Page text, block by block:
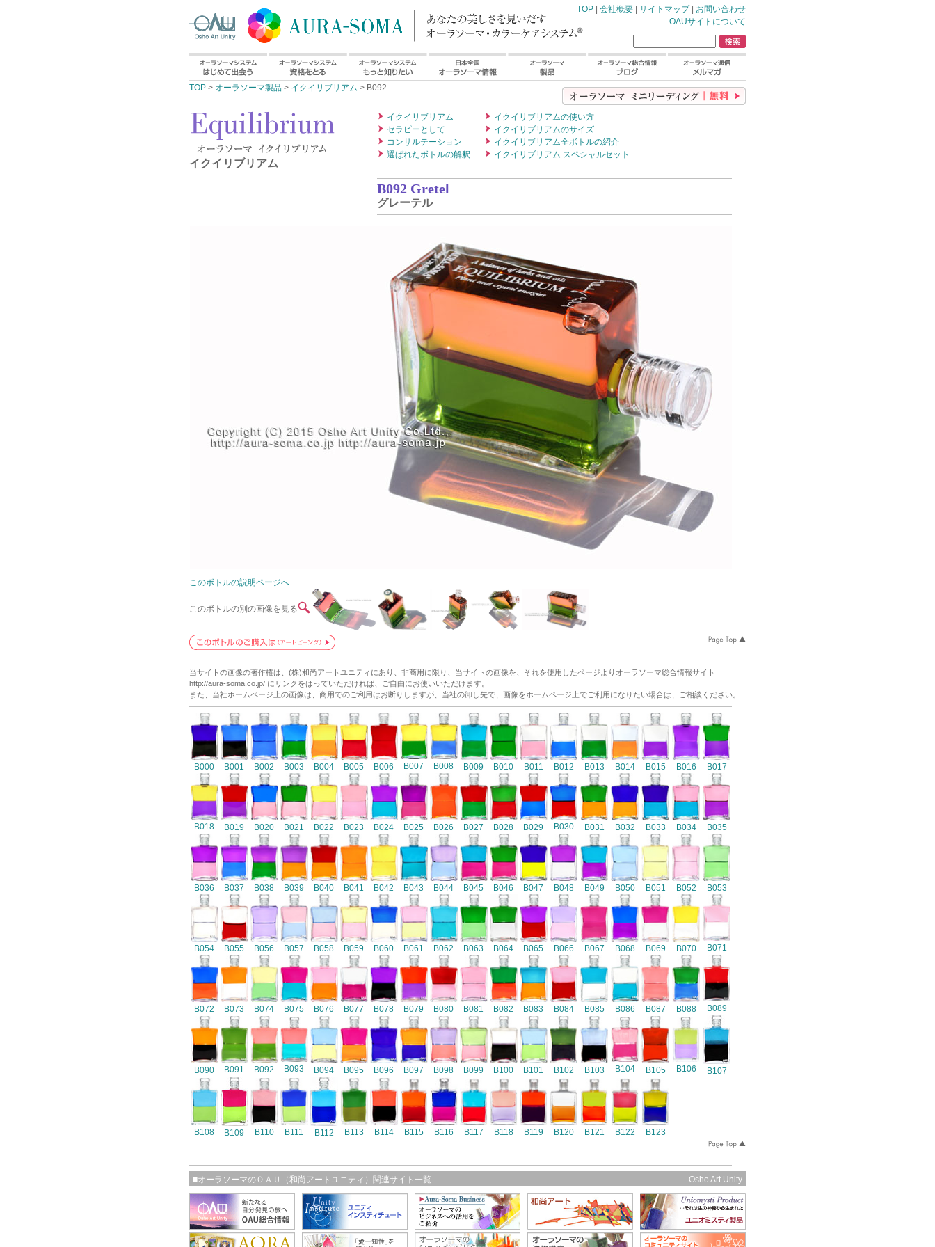
TOP | 会社概要 | サイトマップ| お問い合わせ
OAUサイトについて
TOP > オーラソーマ製品 > イクイリブリアム > B092
イクイリブリアム
イクイリブリアム
セラピーとして
コンサルテーション
選ばれたボトルの解釈
イクイリブリアムの使い方
イクイリブリアムのサイズ
イクイリブリアム全ボトルの紹介
イクイリブリアム スペシャルセット
B092 Gretel
グレーテル
このボトルの説明ページへ
このボトルの別の画像を見る
当サイトの画像の著作権は、(株)和尚アートユニティにあり、非商用に限り、当サイトの画像を、それを使用したページよりオーラソーマ総合情報サイト
http://aura-soma.co.jp/ にリンクをはっていただければ、ご自由にお使いいただけます。
また、当社ホームページ上の画像は、商用でのご利用はお断りしますが、当社の卸し先で、画像をホームページ上でご利用になりたい場合は、ご相談ください。
B000 B001 B002 B003 B004 B005 B006 B007 B008 B009 B010 B011 B012 B013 B014 B015 B016 B017
B018 B019 B020 B021 B022 B023 B024 B025 B026 B027 B028 B029 B030 B031 B032 B033 B034 B035
B036 B037 B038 B039 B040 B041 B042 B043 B044 B045 B046 B047 B048 B049 B050 B051 B052 B053
B054 B055 B056 B057 B058 B059 B060 B061 B062 B063 B064 B065 B066 B067 B068 B069 B070 B071
B072 B073 B074 B075 B076 B077 B078 B079 B080 B081 B082 B083 B084 B085 B086 B087 B088 B089
B090 B091 B092 B093 B094 B095 B096 B097 B098 B099 B100 B101 B102 B103 B104 B105 B106 B107
B108 B109 B110 B111 B112 B113 B114 B115 B116 B117 B118 B119 B120 B121 B122 B123
■オーラソーマのＯＡＵ（和尚アートユニティ）関連サイト一覧 Osho Art Unity